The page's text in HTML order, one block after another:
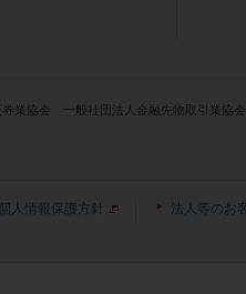
業協会 一般社団法人金融先物取引業協
人情報保護方針
法人等のお